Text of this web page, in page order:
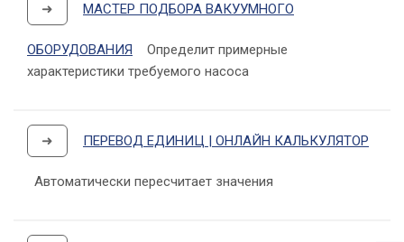
➜ МАСТЕР ПОДБОРА ВАКУУМНОГО
ОБОРУДОВАНИЯ
Определит примерные
характеристики требуемого насоса
➜ ПЕРЕВОД ЕДИНИЦ | ОНЛАЙН КАЛЬКУЛЯТОР
Автоматически пересчитает значения